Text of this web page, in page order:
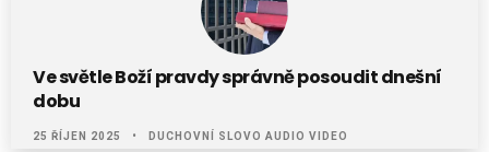
Ve světle Boží pravdy správně posoudit dnešní
dobu
25 ŘÍJEN 2025 DUCHOVNÍ SLOVO AUDIO VIDEO